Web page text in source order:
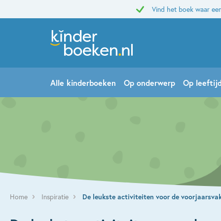
Vind het boek waar
Alle kinderboeken Op onderwerp Op
Home Inspiratie De leukste activiteiten voor de